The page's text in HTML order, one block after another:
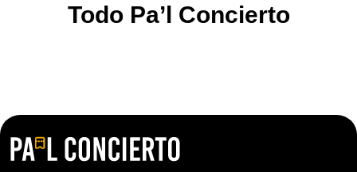
Todo Pa’l Concierto